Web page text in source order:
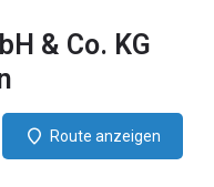
& Co. KG
Route anzeigen